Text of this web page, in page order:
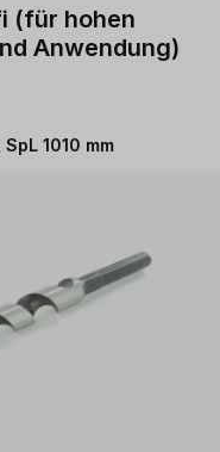
(für hohen
Anwendung)
1010 mm